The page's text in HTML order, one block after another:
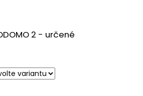
2 - určené